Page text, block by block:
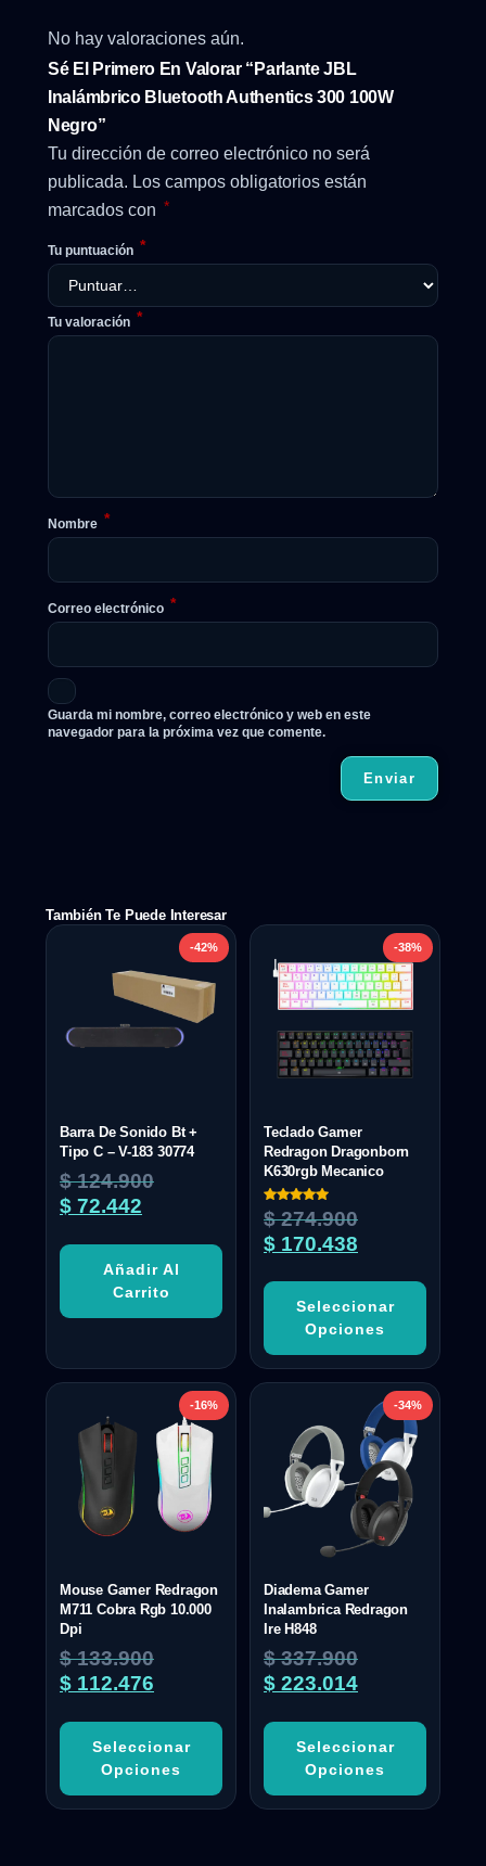
No hay valoraciones aún.
Sé El Primero En Valorar “Parlante JBL
Inalámbrico Bluetooth Authentics 300 100W
Negro”
Tu dirección de correo electrónico no será
publicada. Los campos obligatorios están
marcados con *
Tu puntuación *
Tu valoración *
Nombre *
Correo electrónico *
Guarda mi nombre, correo electrónico y web en este
navegador para la próxima vez que comente.
También Te Puede Interesar
-42%
Barra De Sonido Bt +
Tipo C – V-183 30774
$124.900
$ 72.442
Añadir Al
Carrito
-38%
Teclado Gamer
Redragon Dragonborn
K630rgb Mecanico
Valorado
con
5.00
de 5
$274.900
$ 170.438
Seleccionar
Opciones
-16%
Mouse Gamer Redragon
M711 Cobra Rgb 10.000
Dpi
$133.900
$ 112.476
Seleccionar
Opciones
-34%
Diadema Gamer
Inalambrica Redragon
Ire H848
$337.900
$ 223.014
Seleccionar
Opciones